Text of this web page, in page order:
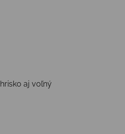
aj voľný